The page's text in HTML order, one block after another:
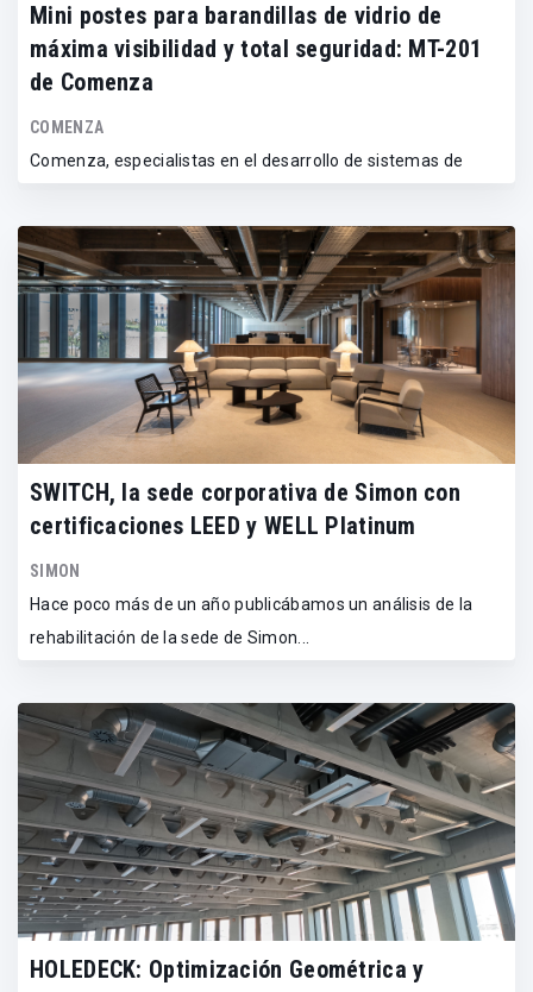
Mini postes para barandillas de vidrio de
máxima visibilidad y total seguridad: MT-201
de Comenza
COMENZA
Comenza, especialistas en el desarrollo de sistemas de
SWITCH, la sede corporativa de Simon con
certificaciones LEED y WELL Platinum
SIMON
Hace poco más de un año publicábamos un análisis de la
rehabilitación de la sede de Simon...
HOLEDECK: Optimización Geométrica y